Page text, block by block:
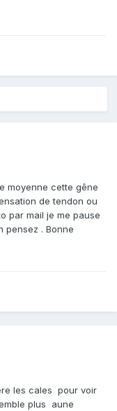
moyenne cette gêne
de tendon ou
par mail je me pause
pensez . Bonne
les cales pour voir
plus aune